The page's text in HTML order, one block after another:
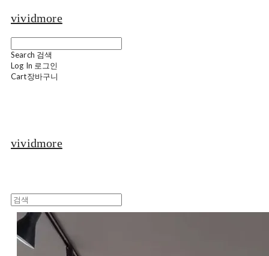
vividmore
Search 검색
Log In 로그인
Cart장바구니
vividmore